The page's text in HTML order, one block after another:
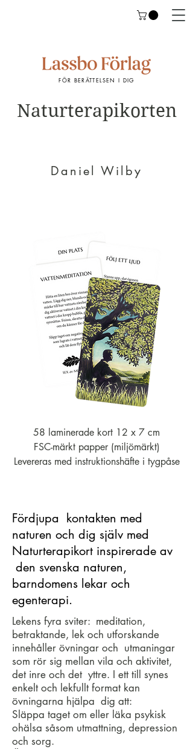
FÖR BERÄTTELSEN I DIG
Naturterapikorten
Daniel Wilby
58 laminerade kort 12 x 7 cm
FSC-märkt papper (miljömärkt)
Levereras med instruktionshäfte i tygpåse
Fördjupa kontakten med
naturen och dig själv med
Naturterapikort inspirerade av
den svenska naturen,
barndomens lekar och
egenterapi.
Lekens fyra sviter: meditation,
betraktande, lek och utforskande
innehåller övningar och utmaningar
som rör sig mellan vila och aktivitet,
det inre och det yttre. I ett till synes
enkelt och lekfullt format kan
övningarna hjälpa dig att:
Släppa taget om eller läka psykisk
ohälsa såsom utmattning, depression
och sorg.